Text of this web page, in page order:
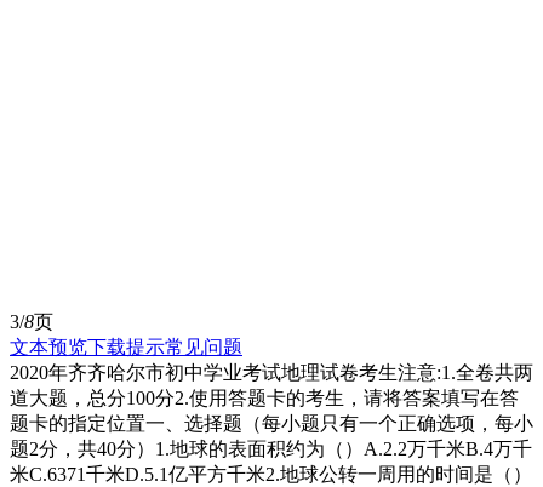
3/8页
文本预览下载提示常见问题
2020年齐齐哈尔市初中学业考试地理试卷考生注意:1.全卷共两
道大题，总分100分2.使用答题卡的考生，请将答案填写在答
题卡的指定位置一、选择题（每小题只有一个正确选项，每小
题2分，共40分）1.地球的表面积约为（）A.2.2万千米B.4万千
米C.6371千米D.5.1亿平方千米2.地球公转一周用的时间是（）